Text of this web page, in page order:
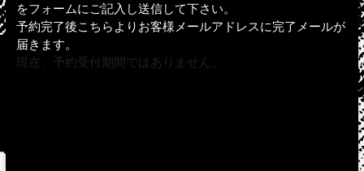
をフォームにご記入し送信して下さい。
予約完了後こちらよりお客様メールアドレスに完了メールが
届きます。
現在、予約受付期間ではありません。